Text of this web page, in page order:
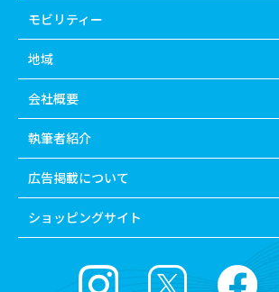
モビリティー
地域
会社概要
執筆者紹介
広告掲載について
ショッピングサイト